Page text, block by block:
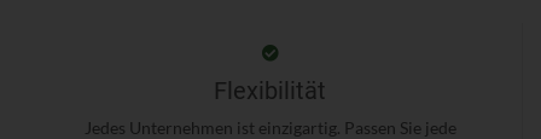
Flexibilität
Jedes Unternehmen ist einzigartig. Passen Sie jede